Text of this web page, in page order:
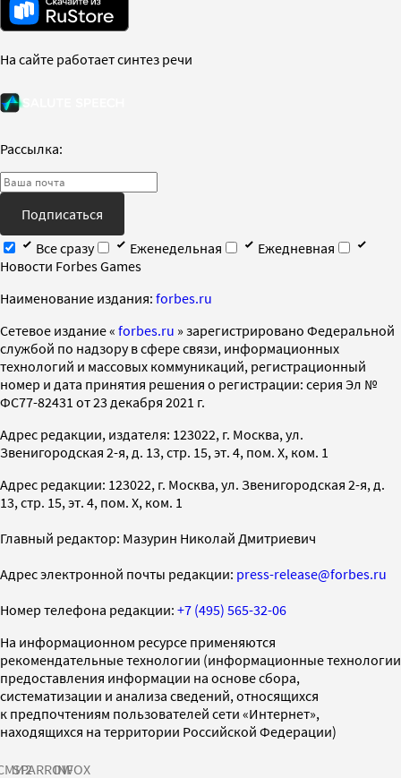
На сайте работает синтез речи
Рассылка:
Подписаться
Все сразу
Еженедельная
Ежедневная
Новости Forbes Games
Наименование издания: forbes.ru
Cетевое издание « forbes.ru » зарегистрировано Федеральной
службой по надзору в сфере связи, информационных
технологий и массовых коммуникаций, регистрационный
номер и дата принятия решения о регистрации: серия Эл №
ФС77-82431 от 23 декабря 2021 г.
Адрес редакции, издателя: 123022, г. Москва, ул.
Звенигородская 2-я, д. 13, стр. 15, эт. 4, пом. X, ком. 1
Адрес редакции: 123022, г. Москва, ул. Звенигородская 2-я, д.
13, стр. 15, эт. 4, пом. X, ком. 1
Главный редактор: Мазурин Николай Дмитриевич
Адрес электронной почты редакции: press-release@forbes.ru
Номер телефона редакции: +7 (495) 565-32-06
На информационном ресурсе применяются
рекомендательные технологии (информационные технологии
предоставления информации на основе сбора,
систематизации и анализа сведений, относящихся
к предпочтениям пользователей сети «Интернет»,
находящихся на территории Российской Федерации)
SPARROWINFOX